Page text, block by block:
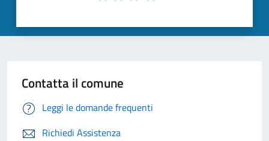
Contatta il comune
Leggi le domande frequenti
Richiedi Assistenza